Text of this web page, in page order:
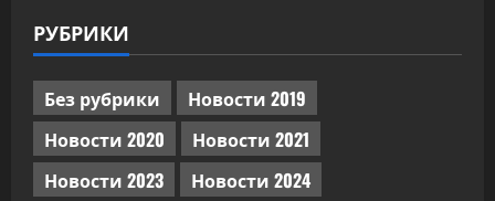
РУБРИКИ
Без рубрики
Новости 2019
Новости 2020
Новости 2021
Новости 2023
Новости 2024